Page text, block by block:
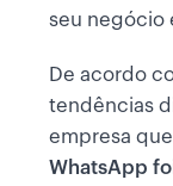
seu negócio
De acordo
tendências
empresa
WhatsApp